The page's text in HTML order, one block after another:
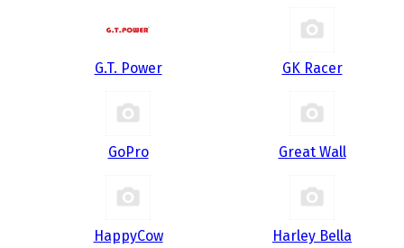
G.T. Power GK Racer
GoPro Great Wall
HappyCow Harley Bella